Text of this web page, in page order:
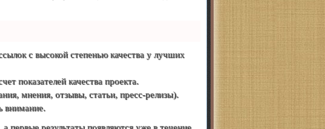
с высокой степенью качества у лучших
показателей качества проекта.
мнения, отзывы, статьи, пресс-релизы).
внимание.